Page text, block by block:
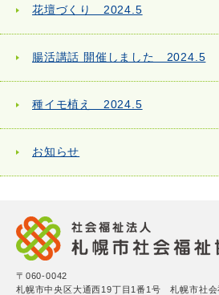
花壇づくり 2024.5
腸活講話 開催しました 2024.5
種イモ植え 2024.5
お知らせ
〒060-0042
札幌市中央区大通西19丁目1番1号 札幌市社会